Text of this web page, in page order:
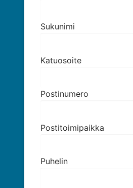
Sukunimi
Katuosoite
Postinumero
Postitoimipaikka
Puhelin